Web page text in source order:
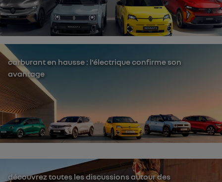
carburant en hausse : l’électrique confirme son
avantage
découvrez toutes les discussions autour des